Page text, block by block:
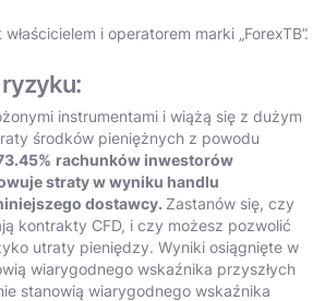
i operatorem marki „ForexTB”.
instrumentami i wiążą się z dużym
środków pieniężnych z powodu
rachunków inwestorów
straty w wyniku handlu
dostawcy. Zastanów się, czy
kontrakty CFD, i czy możesz pozwolić
utraty pieniędzy. Wyniki osiągnięte w
wiarygodnego wskaźnika przyszłych
stanowią wiarygodnego wskaźnika